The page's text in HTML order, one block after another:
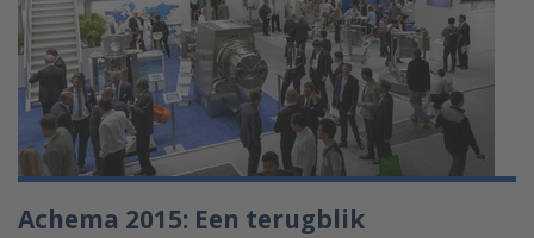
Achema 2015: Een terugblik